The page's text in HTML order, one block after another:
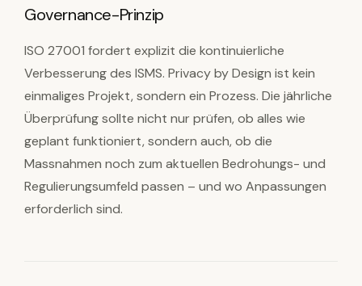
Governance-Prinzip
ISO 27001 fordert explizit die kontinuierliche
Verbesserung des ISMS. Privacy by Design ist kein
einmaliges Projekt, sondern ein Prozess. Die jährliche
Überprüfung sollte nicht nur prüfen, ob alles wie
geplant funktioniert, sondern auch, ob die
Massnahmen noch zum aktuellen Bedrohungs- und
Regulierungsumfeld passen – und wo Anpassungen
erforderlich sind.